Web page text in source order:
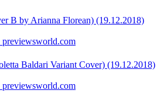
previewsworld.com
previewsworld.com